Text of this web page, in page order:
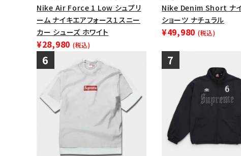
Nike Air Force 1 Low シュプリ
ーム ナイキエアフォース１スニー
カー シューズ ホワイト
¥28,980 (税込)
Nike Denim Short ナ
ショーツ ナチュラル
¥49,980 (税込)